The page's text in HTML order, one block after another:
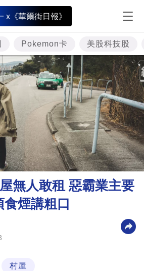
x《華爾街日報》
Pokemon卡 美股科技股
無人敢租 惡霸業主要
煙講粗口
村屋